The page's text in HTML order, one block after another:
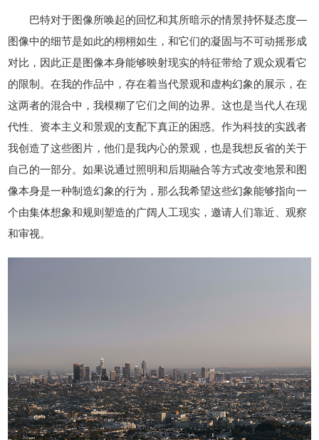
巴特对于图像所唤起的回忆和其所暗示的情景持怀疑态度—
图像中的细节是如此的栩栩如生，和它们的凝固与不可动摇形成
对比，因此正是图像本身能够映射现实的特征带给了观众观看它
的限制。在我的作品中，存在着当代景观和虚构幻象的展示，在
这两者的混合中，我模糊了它们之间的边界。这也是当代人在现
代性、资本主义和景观的支配下真正的困惑。作为科技的实践者
我创造了这些图片，他们是我内心的景观，也是我想反省的关于
自己的一部分。如果说通过照明和后期融合等方式改变地景和图
像本身是一种制造幻象的行为，那么我希望这些幻象能够指向一
个由集体想象和规则塑造的广阔人工现实，邀请人们靠近、观察
和审视。